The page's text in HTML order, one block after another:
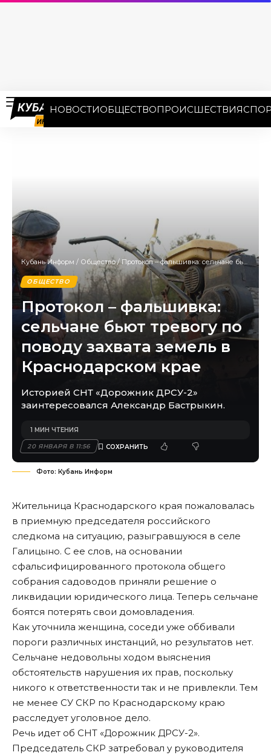
НОВОСТИОБЩЕСТВОПРОИСШЕСТВИЯ
Кубань Информ / Общество/Протокол – фальшивка: сельчане бьют тревогу по поводу захвата земель в Краснодарском крае
ОБЩЕСТВО
Протокол – фальшивка:
сельчане бьют тревогу по
поводу захвата земель в
Краснодарском крае
Историей СНТ «Дорожник ДРСУ-2»
заинтересовался Александр Бастрыкин.
20 ЯНВАРЯ В 11:56
1 МИН ЧТЕНИЯ
Фото: Кубань Информ
Жительница Краснодарского края пожаловалась
в приемную председателя российского
следкома на ситуацию, разыгравшуюся в селе
Галицыно. С ее слов, на основании
сфальсифицированного протокола общего
собрания садоводов приняли решение о
ликвидации юридического лица. Теперь сельчане
боятся потерять свои домовладения.
Как уточнила женщина, соседи уже оббивали
пороги различных инстанций, но результатов нет.
Сельчане недовольны ходом выяснения
обстоятельств нарушения их прав, поскольку
никого к ответственности так и не привлекли. Тем
не менее СУ СКР по Краснодарскому краю
расследует уголовное дело.
Речь идет об СНТ «Дорожник ДРСУ-2».
Председатель СКР затребовал у руководителя